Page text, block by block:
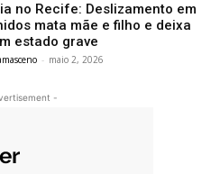
no Recife: Deslizamento em
mata mãe e filho e deixa
estado grave
- maio 2, 2026
-